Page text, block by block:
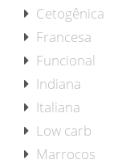
Cetogênica
Francesa
Funcional
Indiana
Italiana
Low carb
Marrocos